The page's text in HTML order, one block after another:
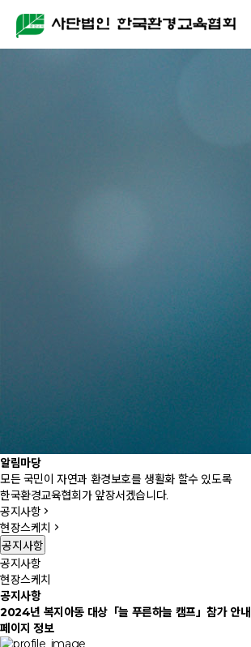
알림마당
모든 국민이 자연과 환경보호를 생활화 할수 있도록
한국환경교육협회가 앞장서겠습니다.
공지사항
현장스케치
공지사항
공지사항
현장스케치
공지사항
2024년 복지아동 대상「늘 푸른하늘 캠프」참가 안내
페이지 정보